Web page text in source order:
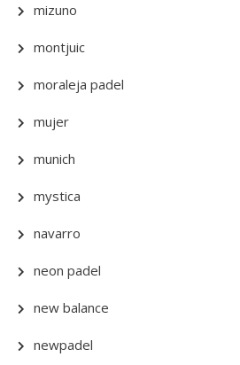
mizuno
montjuic
moraleja padel
mujer
munich
mystica
navarro
neon padel
new balance
newpadel